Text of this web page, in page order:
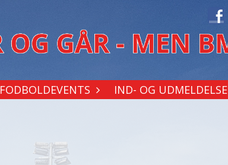
FODBOLDEVENTS IND- OG UDMELDELSE